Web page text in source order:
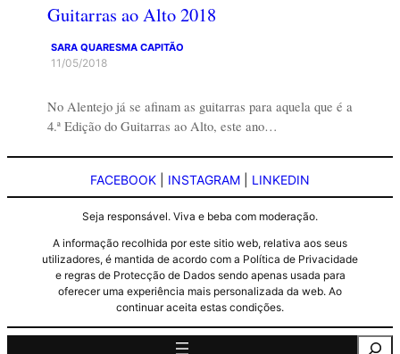
Guitarras ao Alto 2018
SARA QUARESMA CAPITÃO
11/05/2018
No Alentejo já se afinam as guitarras para aquela que é a
4.ª Edição do Guitarras ao Alto, este ano…
FACEBOOK INSTAGRAM LINKEDIN
Seja responsável. Viva e beba com moderação.
A informação recolhida por este sitio web, relativa aos seus
utilizadores, é mantida de acordo com a Política de Privacidade
e regras de Protecção de Dados sendo apenas usada para
oferecer uma experiência mais personalizada da web. Ao
continuar aceita estas condições.